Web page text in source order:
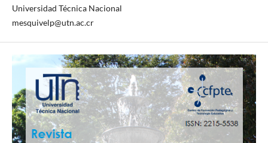
Universidad Técnica Nacional
mesquivelp@utn.ac.cr